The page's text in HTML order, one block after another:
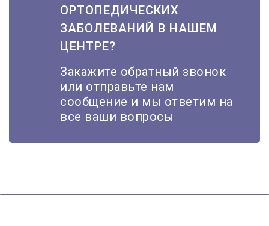
ОРТОПЕДИЧЕСКИХ
ЗАБОЛЕВАНИЙ В НАШЕМ
ЦЕНТРЕ?
Закажите обратный звонок
или отправьте нам
сообщение и мы ответим на
все ваши вопросы